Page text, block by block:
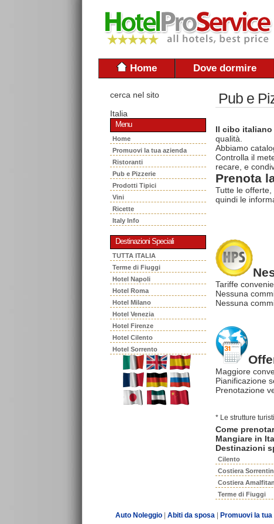
Home Dove dormire
cerca nel sito
Italia
Menu
Home
Promuovi la tua azienda
Ristoranti
Pub e Pizzerie
Prodotti Tipici
Vini
Ricette
Italy Info
Destinazioni Speciali
TUTTA ITALIA
Terme di Fiuggi
Hotel Napoli
Hotel Roma
Hotel Milano
Hotel Venezia
Hotel Firenze
Hotel Cilento
Hotel Sorrento
Pub e
Il cibo italiano
qualità.
Abbiamo
Controlla il
recare, e
Prenota
Tutte le
quindi le
Tariffe
Nessuna
Nessuna
Maggiore
Pianificazione
Prenotazione
* Le strutture
Come
Mangiare in
Destinazioni
Cilento
Costiera
Costiera
Terme di Fiuggi
Auto Noleggio| Abiti da sposa| Promuovi la tua